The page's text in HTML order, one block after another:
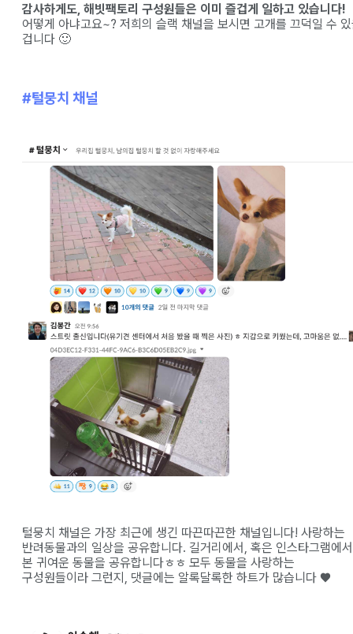
감사하게도, 해빗팩토리 구성원들은 이미 즐겁게 일하고 있습니다!
어떻게 아냐고요~? 저희의 슬랙 채널을 보시면 고개를 끄덕일 수
겁니다 🙂
#털뭉치 채널
털뭉치 채널은 가장 최근에 생긴 따끈따끈한 채널입니다! 사랑하는
반려동물과의 일상을 공유합니다. 길거리에서, 혹은 인스타그램에서
본 귀여운 동물을 공유합니다ㅎㅎ 모두 동물을 사랑하는
구성원들이라 그런지, 댓글에는 알록달록한 하트가 많습니다 ♥